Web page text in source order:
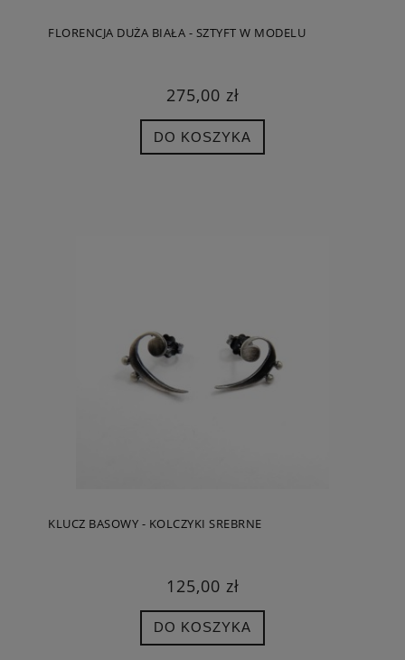
FLORENCJA DUŻA BIAŁA - SZTYFT W MODELU
275,00 zł
DO KOSZYKA
KLUCZ BASOWY - KOLCZYKI SREBRNE
125,00 zł
DO KOSZYKA